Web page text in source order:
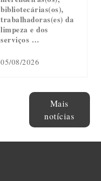
bibliotecárias(os),
trabalhadoras(es) da
limpeza e dos
serviços …
05/08/2026
Mais
notícias